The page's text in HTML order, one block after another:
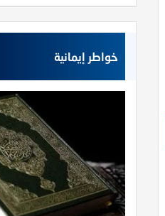
خواطر إيمانية